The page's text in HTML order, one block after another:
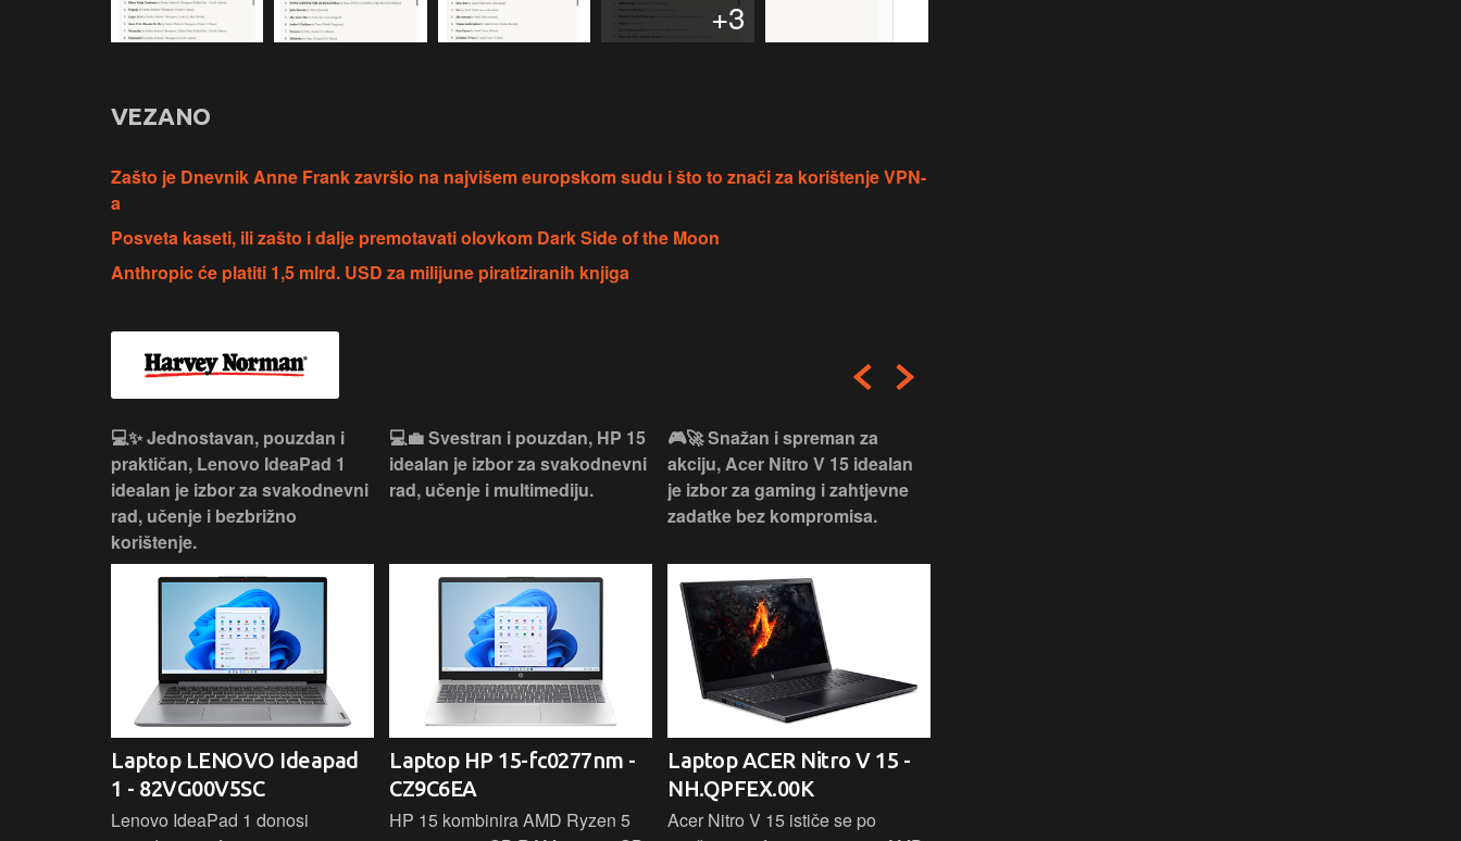
+3
VEZANO
Zašto je Dnevnik Anne Frank završio na najvišem europskom sudu i što to znači za korištenje VPN-
a
Posveta kaseti, ili zašto i dalje premotavati olovkom Dark Side of the Moon
Anthropic će platiti 1,5 mlrd. USD za milijune piratiziranih knjiga
💻✨ Jednostavan, pouzdan i
praktičan, Lenovo IdeaPad 1
idealan je izbor za svakodnevni
rad, učenje i bezbrižno
korištenje.
Laptop LENOVO Ideapad
1 - 82VG00V5SC
Lenovo IdeaPad 1 donosi
💻💼 Svestran i pouzdan, HP 15
idealan je izbor za svakodnevni
rad, učenje i multimediju.
Laptop HP 15-fc0277nm -
CZ9C6EA
HP 15 kombinira AMD Ryzen 5
🎮🚀 Snažan i spreman za
akciju, Acer Nitro V 15 idealan
je izbor za gaming i zahtjevne
zadatke bez kompromisa.
Laptop ACER Nitro V 15 -
NH.QPFEX.00K
Acer Nitro V 15 ističe se po